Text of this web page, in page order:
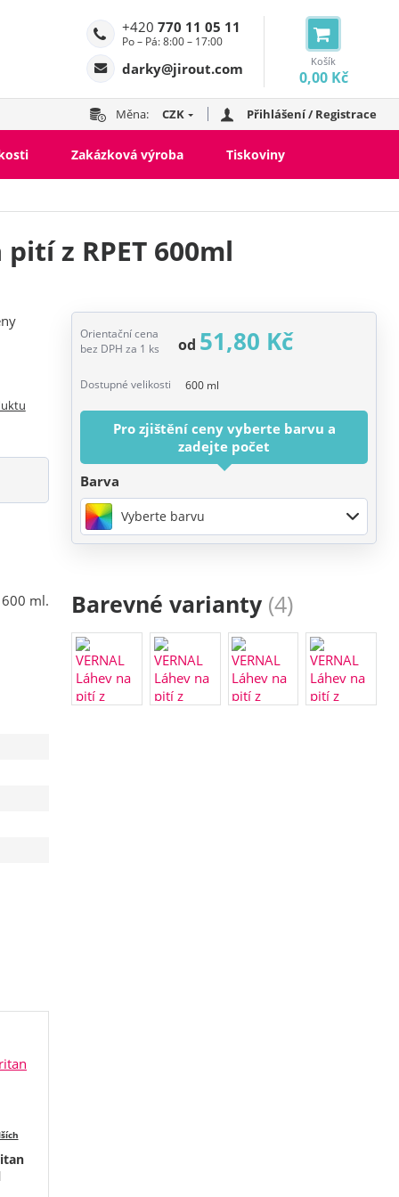
Košík
0,00 Kč
+420 770 11 05 11
Po – Pá: 8:00 – 17:00
darky@jirout.com
Měna: CZK Přihlášení / Registrace
Zakázková výroba Tiskoviny
z RPET 600ml
Orientační cena
bez DPH za 1 ks
od 51,80 Kč
Dostupné velikosti 600 ml
Pro zjištění ceny vyberte barvu a
zadejte počet
Barva
Vyberte barvu
600 ml. Barevné varianty (4)